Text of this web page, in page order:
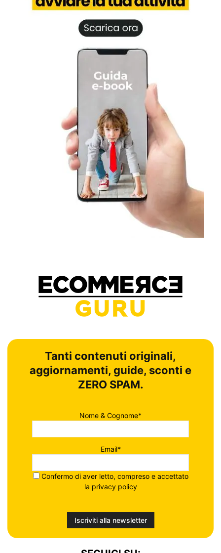
Tanti contenuti originali,
aggiornamenti, guide, sconti e
ZERO SPAM.
Nome & Cognome*
Email*
Confermo di aver letto, compreso e accettato
la privacy policy